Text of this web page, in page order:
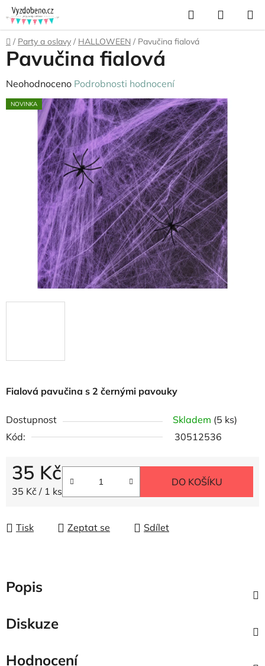
Přejít
na
obsah
Hledat
KOŠÍK
Domů
/ Party a oslavy / HALLOWEEN / Pavučina fialová
Fialová pavučina s 2 černými pavouky
Dostupnost Skladem (5 ks)
Kód:
30512536
35 Kč
Měrná cena:
35 Kč / 1 ks
DO KOŠÍKU
Tisk Zeptat se Sdílet
Pavučina fialová
Průměrné
hodnocení
produktu
hvězdiček.
Neohodnoceno Podrobnosti hodnocení
NOVINKA
Popis
Diskuze
Hodnocení